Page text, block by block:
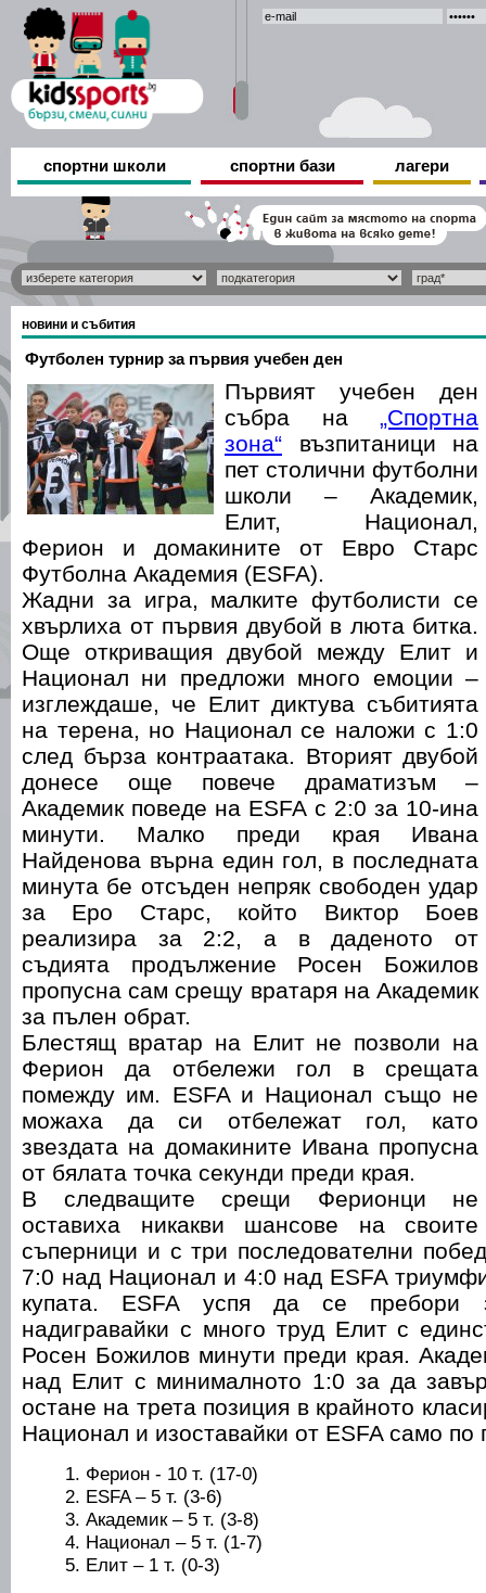
спортни школи спортни бази лагери
новини и събития
Футболен турнир за първия учебен ден
Първият учебен ден
събра на „Спортна
зона“ възпитаници на
пет столични футболни
школи – Академик,
Елит, Национал,
Ферион и домакините от Евро Старс
Футболна Академия (ESFA).
Жадни за игра, малките футболисти се
хвърлиха от първия двубой в люта битка.
Още откриващия двубой между Елит и
Национал ни предложи много емоции –
изглеждаше, че Елит диктува събитията
на терена, но Национал се наложи с 1:0
след бърза контраатака. Вторият двубой
донесе още повече драматизъм –
Академик поведе на ESFA с 2:0 за 10-ина
минути. Малко преди края Ивана
Найденова върна един гол, в последната
минута бе отсъден непряк свободен удар
за Еро Старс, който Виктор Боев
реализира за 2:2, а в даденото от
съдията продължение Росен Божилов
пропусна сам срещу вратаря на Академик
за пълен обрат.
Блестящ вратар на Елит не позволи на
Ферион да отбележи гол в срещата
помежду им. ESFA и Национал също не
можаха да си отбележат гол, като
звездата на домакините Ивана пропусна
от бялата точка секунди преди края.
В следващите срещи Ферионци не
оставиха никакви шансове на своите
съперници и с три последователни
7:0 над Национал и 4:0 над ESFA
купата. ESFA успя да се пребори
надигравайки с много труд Елит с
Росен Божилов минути преди края.
над Елит с минималното 1:0 за да
остане на трета позиция в крайното
Национал и изоставайки от ESFA само по
Ферион - 10 т. (17-0)
ESFA – 5 т. (3-6)
Академик – 5 т. (3-8)
Национал – 5 т. (1-7)
Елит – 1 т. (0-3)